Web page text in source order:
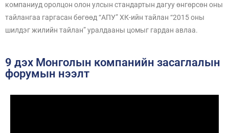
компаниуд оролцон олон улсын стандартын дагуу өнгөрсөн оны
тайлангаа гаргасан бөгөөд “АПУ” ХК-ийн тайлан “2015 оны
шилдэг жилийн тайлан” уралдааны цомыг гардан авлаа.
9 дэх Монголын компанийн засаглалын
форумын нээлт